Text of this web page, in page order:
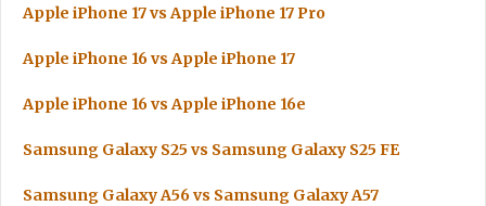
Apple iPhone 17 vs Apple iPhone 17 Pro
Apple iPhone 16 vs Apple iPhone 17
Apple iPhone 16 vs Apple iPhone 16e
Samsung Galaxy S25 vs Samsung Galaxy S25 FE
Samsung Galaxy A56 vs Samsung Galaxy A57